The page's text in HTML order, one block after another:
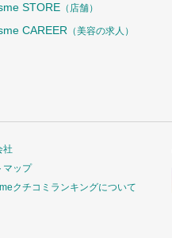
STORE （店舗）
CAREER （美容の求人）
社
マップ
クチコミランキングについて